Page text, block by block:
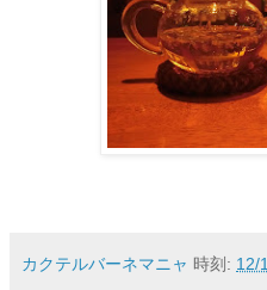
カクテルバーネマニャ 時刻: 12/